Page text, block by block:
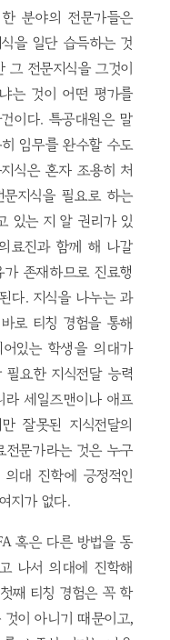
분야의 전문가들은
을 일단 습득하는 것
그 전문지식을 그것이
는 것이 어떤 평가를
이다. 특공대원은 말
임무를 완수할 수도
식은 혼자 조용히 처
지식을 필요로 하는
있는 지 알 권리가 있
료진과 함께 해 나갈
존재하므로 진료행
다. 지식을 나누는 과
로 티칭 경험을 통해
있는 학생을 의대가
요한 지식전달 능력
라 세일즈맨이나 애프
잘못된 지식전달의
전문가라는 것은 누구
대 진학에 긍정적인
지가 없다.
혹은 다른 방법을 동
나서 의대에 진학해
째 티칭 경험은 꼭 학
이 아니기 때문이고,